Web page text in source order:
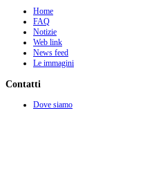
Home
FAQ
Notizie
Web link
News feed
Le immagini
Contatti
Dove siamo